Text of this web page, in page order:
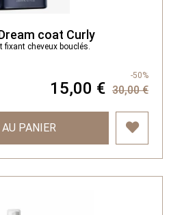
coat Curly
fixant cheveux bouclés.
15,00 € 30,00 €
-50%
PANIER